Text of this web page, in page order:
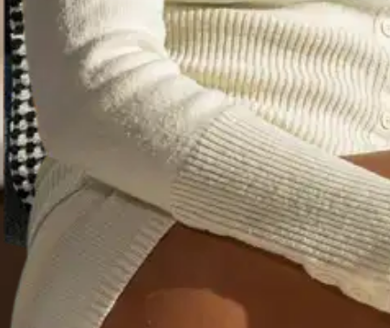
Avaa kuva suurempana
Avaa kuva suurempana
Avaa kuva suurempana
Avaa kuva suurempana
Avaa kuva suurempana
Avaa kuva suurempana
Avaa kuva suurempana
Avaa kuva suurempana
Avaa kuva suurempana
Karusellin nuolipainikkeet
Karusellin pikakuvakkeet